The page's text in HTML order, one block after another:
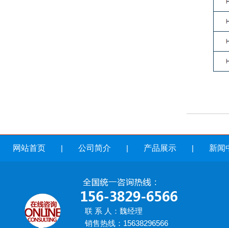
网站首页 | 公司简介 | 产品展示 | 新闻
联 系 人：魏经理
销售热线：15638296566